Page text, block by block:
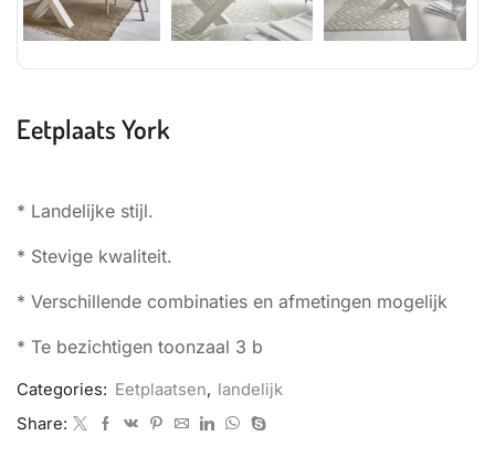
Eetplaats York
* Landelijke stijl.
* Stevige kwaliteit.
* Verschillende combinaties en afmetingen mogelijk
* Te bezichtigen toonzaal 3 b
Categories: Eetplaatsen, landelijk
Share: